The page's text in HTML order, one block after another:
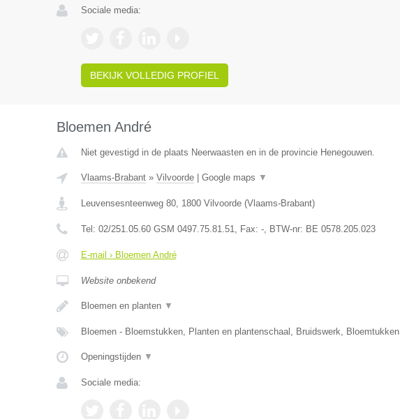
Sociale media:
BEKIJK VOLLEDIG PROFIEL
Bloemen André
Niet gevestigd in de plaats Neerwaasten en in de provincie Henegouwen.
Vlaams-Brabant» Vilvoorde| Google maps ▼
Leuvensesnteenweg 80, 1800 Vilvoorde(Vlaams-Brabant)
Tel: 02/251.05.60 GSM 0497.75.81.51, Fax: -, BTW-nr: BE 0578.205.023
E-mail › Bloemen André
Website onbekend
Bloemen en planten ▼
Bloemen - Bloemstukken, Planten en plantenschaal, Bruidswerk, Bloemtukken
Openingstijden ▼
Sociale media: